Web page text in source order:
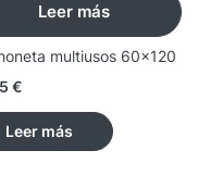
Leer más
multiusos 60x120
€
Leer más